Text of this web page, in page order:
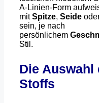
A-Linien-Form
mitSpitze, Seide
sein, je nach
persönlichem
Stil.
Die Auswahl
Stoffs